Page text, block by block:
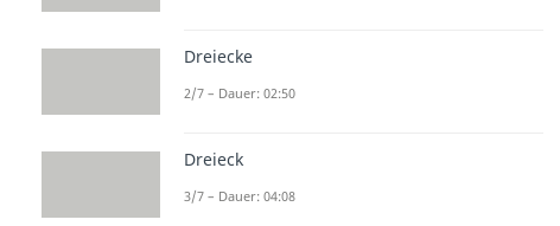
Dreiecke
2/7 – Dauer: 02:50
Dreieck
3/7 – Dauer: 04:08